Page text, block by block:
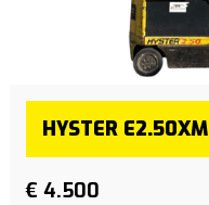
HYSTER E2.50XM
€ 4.500